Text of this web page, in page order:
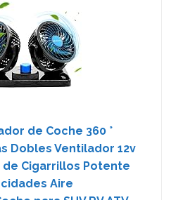
de Coche 360 °
Dobles Ventilador 12v
Cigarrillos Potente
Aire